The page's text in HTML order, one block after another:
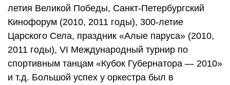
летия Великой Победы, Санкт-Петербургский
Кинофорум (2010, 2011 годы), 300-летие
Царского Села, праздник «Алые паруса» (2010,
2011 годы), VI Международный турнир по
спортивным танцам «Кубок Губернатора — 2010»
и т.д. Большой успех у оркестра был в